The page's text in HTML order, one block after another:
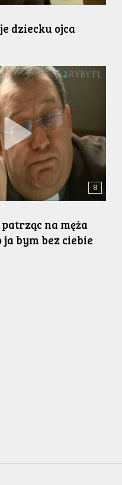
dziecku ojca
8
na męża
ja bym bez ciebie